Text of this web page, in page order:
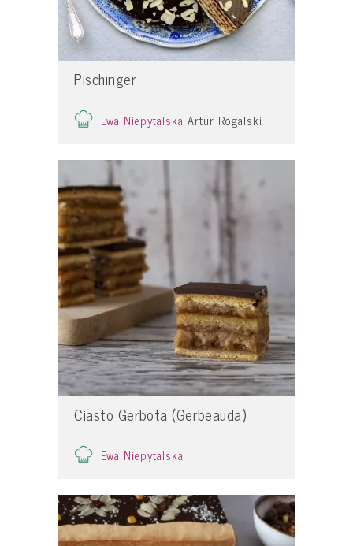
Pischinger
Ewa Niepytalska Artur Rogalski
Ciasto Gerbota (Gerbeauda)
Ewa Niepytalska